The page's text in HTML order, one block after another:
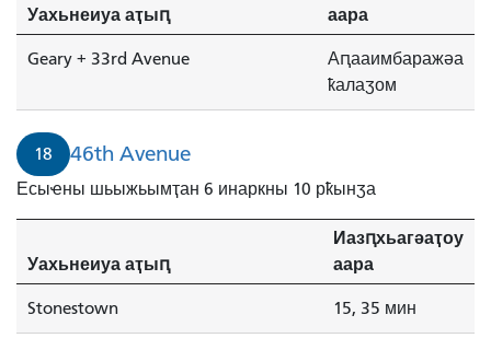
Уахьнеиуа аҭыԥ
аара
Geary + 33rd Avenue
Аԥааимбаражәа
ҟалаӡом
18 46th Avenue
Есыҽны шьыжьымҭан 6 инаркны 10 рҟынӡа
Уахьнеиуа аҭыԥ
Иазԥхьагәаҭоу
аара
Stonestown 15, 35 мин